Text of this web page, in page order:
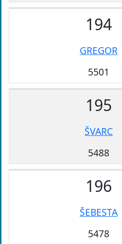
194
GREGOR
5501
195
ŠVARC
5488
196
ŠEBESTA
5478